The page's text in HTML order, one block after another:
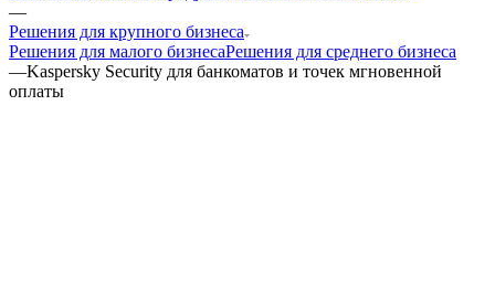
—
Решения для крупного бизнеса
Решения для малого бизнесаРешения для среднего бизнеса
—Kaspersky Security для банкоматов и точек мгновенной
оплаты